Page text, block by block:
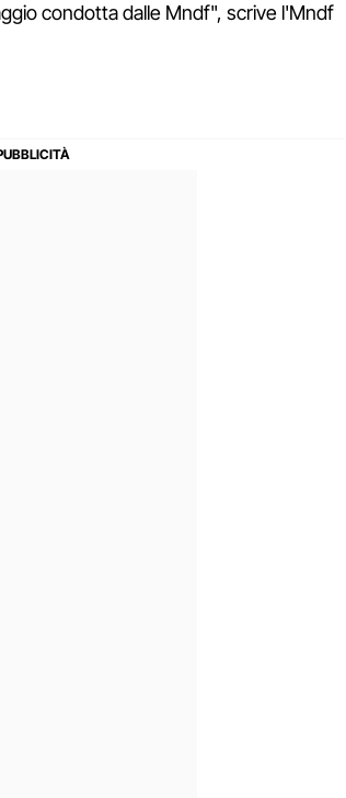
condotta dalle Mndf", scrive l'Mndf